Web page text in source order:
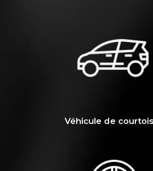
Véhicule de